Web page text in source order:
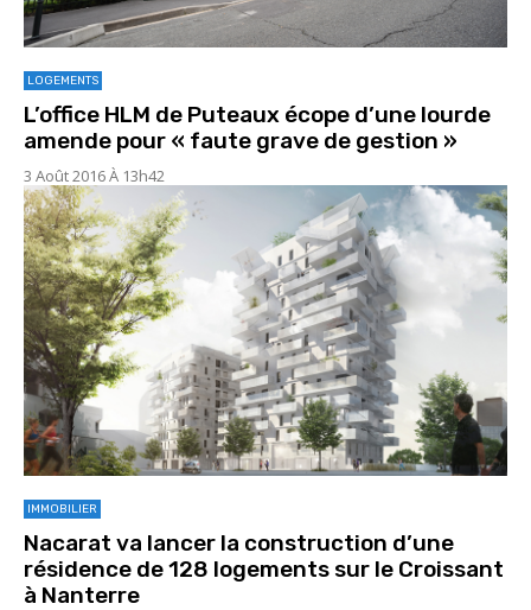
LOGEMENTS
L’office HLM de Puteaux écope d’une lourde
amende pour « faute grave de gestion »
3 Août 2016 À 13h42
IMMOBILIER
Nacarat va lancer la construction d’une
résidence de 128 logements sur le Croissant
à Nanterre